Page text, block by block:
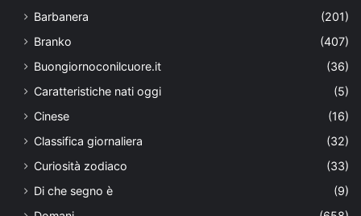
Barbanera
(201)
Branko
(407)
Buongiornoconilcuore.it
(36)
Caratteristiche nati oggi
(5)
Cinese
(16)
Classifica giornaliera
(32)
Curiosità zodiaco
(33)
Di che segno è
(9)